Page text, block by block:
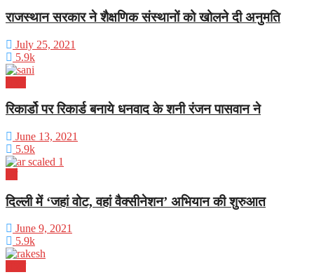
राजस्थान सरकार ने शैक्षणिक संस्थानों को खोलने दी अनुमति
July 25, 2021
5.9k
रिकार्डो पर रिकार्ड बनाये धनवाद के शनी रंजन पासवान ने
June 13, 2021
5.9k
दिल्ली में ‘जहां वोट, वहां वैक्सीनेशन’ अभियान की शुरुआत
June 9, 2021
5.9k